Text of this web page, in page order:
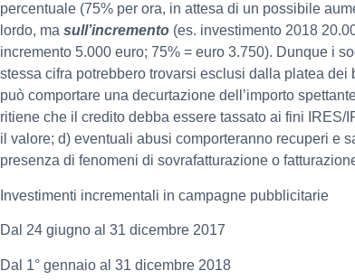
percentuale (75% per ora, in attesa di un possibile
lordo, ma sull’incremento (es. investimento 2018
incremento 5.000 euro; 75% = euro 3.750). Dunque i
stessa cifra potrebbero trovarsi esclusi dalla platea
può comportare una decurtazione dell’importo
ritiene che il credito debba essere tassato ai fini
il valore; d) eventuali abusi comporteranno recuperi e
presenza di fenomeni di sovrafatturazione o
Investimenti incrementali in campagne pubblicitarie
Dal 24 giugno al 31 dicembre 2017
Dal 1° gennaio al 31 dicembre 2018